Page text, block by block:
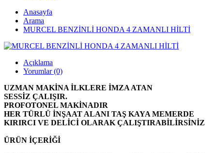
Anasayfa
Arama
MURCEL BENZİNLİ HONDA 4 ZAMANLI HİLTİ
Açıklama
Yorumlar (0)
UZMAN MAKİNA İLKLERE İMZA ATAN
SESSİZ ÇALIŞIR.
PROFOTONEL MAKİNADIR
HER TÜRLÜ İNŞAAT ALANI TAŞ KAYA MEMERDE
KIRIRCI VE DELİCİ OLARAK ÇALIŞTIRABİLİRSİNİZ
ÜRÜN İÇERİĞİ